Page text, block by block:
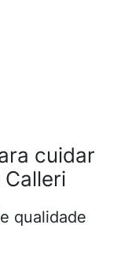
cuidar
qualidade